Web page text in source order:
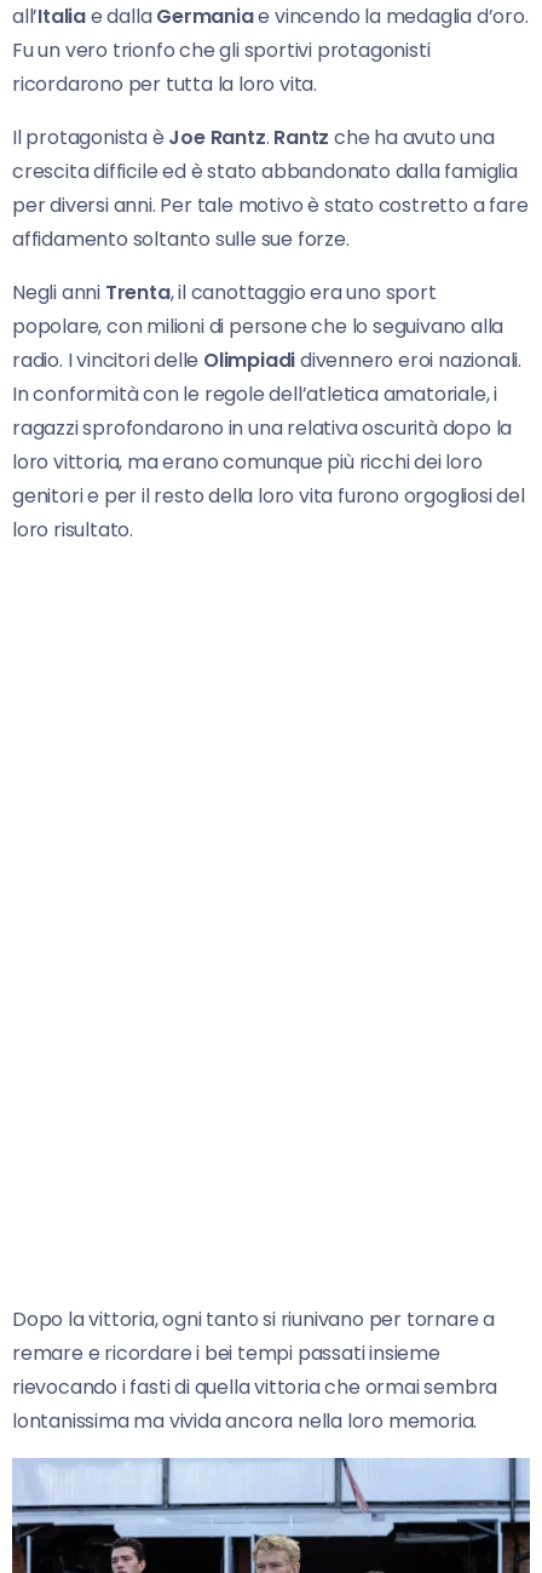
all’Italiae dallaGermaniae vincendo la medaglia d’oro.
Fu un vero trionfo che gli sportivi protagonisti
ricordarono per tutta la loro vita.
Il protagonista è Joe Rantz. Rantz che ha avuto una
crescita difficile ed è stato abbandonato dalla famiglia
per diversi anni. Per tale motivo è stato costretto a fare
affidamento soltanto sulle sue forze.
Negli anni Trenta, il canottaggio era uno sport
popolare, con milioni di persone che lo seguivano alla
radio. I vincitori delle Olimpiadidivennero eroi nazionali.
In conformità con le regole dell’atletica amatoriale, i
ragazzi sprofondarono in una relativa oscurità dopo la
loro vittoria, ma erano comunque più ricchi dei loro
genitori e per il resto della loro vita furono orgogliosi del
loro risultato.
Dopo la vittoria, ogni tanto si riunivano per tornare a
remare e ricordare i bei tempi passati insieme
rievocando i fasti di quella vittoria che ormai sembra
lontanissima ma vivida ancora nella loro memoria.